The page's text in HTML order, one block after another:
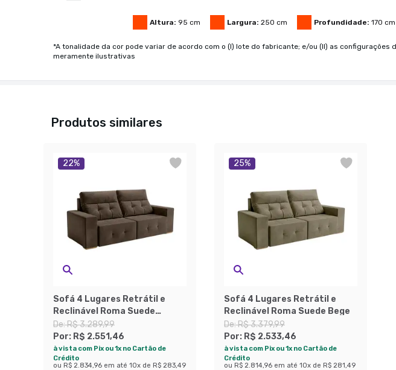
Altura: 95 cm Largura: 250 cm Profundidade: 170 cm
*A tonalidade da cor pode variar de acordo com o (I) lote do fabricante; e/ou (II) as configurações
meramente ilustrativas
Produtos similares
22%
Sofá 4 Lugares Retrátil e
Reclinável Roma Suede
Marrom
De:R$ 3.289,99
Por: R$ 2.551,46
à vista com Pix ou 1x no Cartão de
Crédito
ou R$ 2.834,96 em até 10x de R$ 283,49
25%
Sofá 4 Lugares Retrátil e
Reclinável Roma Suede Bege
De:R$ 3.379,99
Por: R$ 2.533,46
à vista com Pix ou 1x no Cartão de
Crédito
ou R$ 2.814,96 em até 10x de R$ 281,49